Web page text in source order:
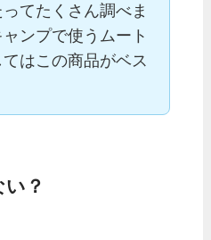
てたくさん調べま
ンプで使うムート
はこの商品がベス
？